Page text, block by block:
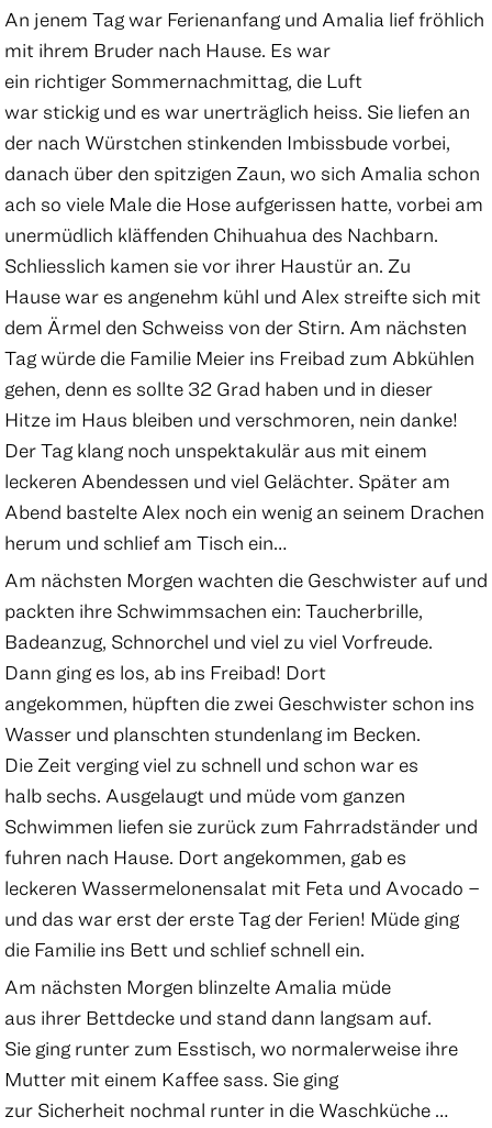
An jenem Tag war Ferienanfang und Amalia lief fröhlich
mit ihrem Bruder nach Hause. Es war
ein richtiger Sommernachmittag, die Luft
war stickig und es war unerträglich heiss. Sie liefen an
der nach Würstchen stinkenden Imbissbude vorbei,
danach über den spitzigen Zaun, wo sich Amalia schon
ach so viele Male die Hose aufgerissen hatte, vorbei am
unermüdlich kläffenden Chihuahua des Nachbarn.
Schliesslich kamen sie vor ihrer Haustür an. Zu
Hause war es angenehm kühl und Alex streifte sich mit
dem Ärmel den Schweiss von der Stirn. Am nächsten
Tag würde die Familie Meier ins Freibad zum Abkühlen
gehen, denn es sollte 32 Grad haben und in dieser
Hitze im Haus bleiben und verschmoren, nein danke!
Der Tag klang noch unspektakulär aus mit einem
leckeren Abendessen und viel Gelächter. Später am
Abend bastelte Alex noch ein wenig an seinem Drachen
herum und schlief am Tisch ein…
Am nächsten Morgen wachten die Geschwister auf und
packten ihre Schwimmsachen ein: Taucherbrille,
Badeanzug, Schnorchel und viel zu viel Vorfreude.
Dann ging es los, ab ins Freibad! Dort
angekommen, hüpften die zwei Geschwister schon ins
Wasser und planschten stundenlang im Becken.
Die Zeit verging viel zu schnell und schon war es
halb sechs. Ausgelaugt und müde vom ganzen
Schwimmen liefen sie zurück zum Fahrradständer und
fuhren nach Hause. Dort angekommen, gab es
leckeren Wassermelonensalat mit Feta und Avocado –
und das war erst der erste Tag der Ferien! Müde ging
die Familie ins Bett und schlief schnell ein.
Am nächsten Morgen blinzelte Amalia müde
aus ihrer Bettdecke und stand dann langsam auf.
Sie ging runter zum Esstisch, wo normalerweise ihre
Mutter mit einem Kaffee sass. Sie ging
zur Sicherheit nochmal runter in die Waschküche …